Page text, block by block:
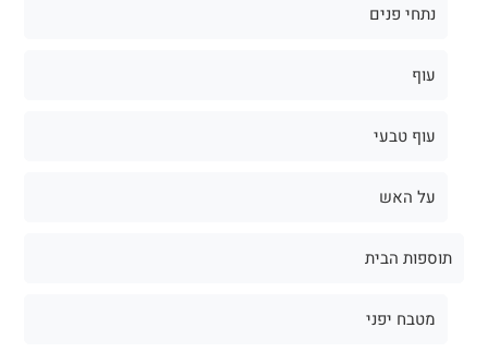
נתחי פנים
עוף
עוף טבעי
על האש
תוספות הבית
מטבח יפני